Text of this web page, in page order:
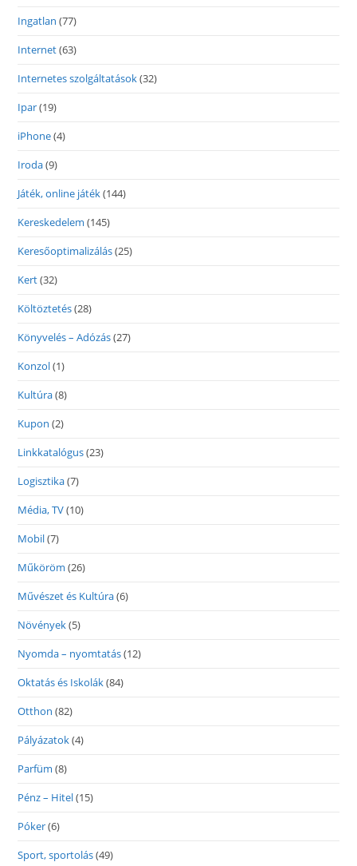
Ingatlan (77)
Internet(63)
Internetes szolgáltatások(32)
Ipar(19)
iPhone(4)
Iroda(9)
Játék, online játék(144)
Kereskedelem (145)
Keresőoptimalizálás(25)
Kert(32)
Költöztetés(28)
Könyvelés – Adózás(27)
Konzol(1)
Kultúra(8)
Kupon (2)
Linkkatalógus(23)
Logisztika(7)
Média, TV(10)
Mobil(7)
Műköröm (26)
Művészet és Kultúra(6)
Növények(5)
Nyomda – nyomtatás(12)
Oktatás és Iskolák(84)
Otthon (82)
Pályázatok(4)
Parfüm (8)
Pénz – Hitel(15)
Póker(6)
Sport, sportolás(49)